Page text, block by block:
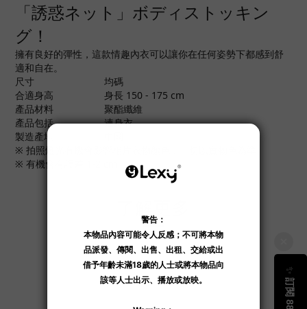
「誘惑ネット」ボディストッキン
グ！
擁有良好的彈性，這款情趣內衣可以讓你在任何姿勢下都感到舒
適和自在。
尺寸
均碼
合適身高
身長 150 - 175 cm
產品材料
聚酯纖維
產品包括
連身衣
製造產地
※ 拍照燈光有機會影響相片衣物顏色，一切以實物色為準。
※ 有機會有誤差 1-2 cm。